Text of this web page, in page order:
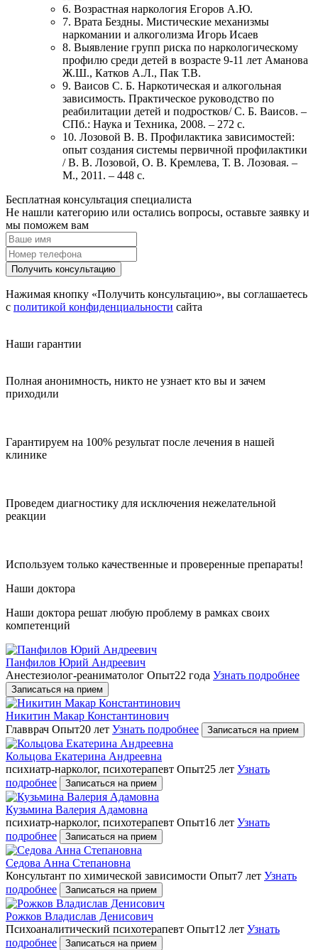
6. Возрастная наркология Егоров А.Ю.
7. Врата Бездны. Мистические механизмы
наркомании и алкоголизма Игорь Исаев
8. Выявление групп риска по наркологическому
профилю среди детей в возрасте 9-11 лет Аманова
Ж.Ш., Катков А.Л., Пак Т.В.
9. Ваисов С. Б. Наркотическая и алкогольная
зависимость. Практическое руководство по
реабилитации детей и подростков/ С. Б. Ваисов. –
СПб.: Наука и Техника, 2008. – 272 с.
10. Лозовой В. В. Профилактика зависимостей:
опыт создания системы первичной профилактики
/ В. В. Лозовой, О. В. Кремлева, Т. В. Лозовая. –
М., 2011. – 448 с.
Бесплатная консультация специалиста
Не нашли категорию или остались вопросы, оставьте заявку и
мы поможем вам
Получить консультацию
Нажимая кнопку «Получить консультацию», вы соглашаетесь
с политикой конфиденциальности сайта
Наши гарантии
Полная анонимность, никто не узнает кто вы и зачем
приходили
Гарантируем на 100% результат после лечения в нашей
клинике
Проведем диагностику для исключения нежелательной
реакции
Используем только качественные и проверенные препараты!
Наши доктора
Наши доктора решат любую проблему в рамках своих
компетенций
Панфилов Юрий Андреевич
Анестезиолог-реаниматолог Опыт22 года Узнать подробнее
Записаться на прием
Никитин Макар Константинович
Главврач Опыт20 лет Узнать подробнее Записаться на прием
Кольцова Екатерина Андреевна
психиатр-нарколог, психотерапевт Опыт25 лет Узнать
подробнее
Записаться на прием
Кузьмина Валерия Адамовна
психиатр-нарколог, психотерапевт Опыт16 лет Узнать
подробнее
Записаться на прием
Седова Анна Степановна
Консультант по химической зависимости Опыт7 лет Узнать
подробнее
Записаться на прием
Рожков Владислав Денисович
Психоаналитический психотерапевт Опыт12 лет Узнать
подробнее
Записаться на прием